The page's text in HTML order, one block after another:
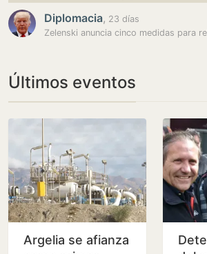
Diplomacia, 23 días
Últimos eventos
Argelia se afianza